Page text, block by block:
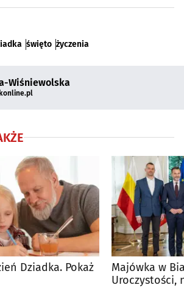
święto życzenia
Wiśniewolska
Dziadka. Pokaż
Majówka w
Uroczystości,